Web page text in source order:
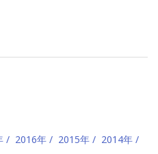
2016年 2015年 2014年